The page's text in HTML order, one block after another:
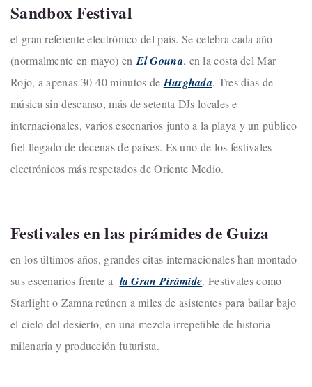
Sandbox Festival
el gran referente electrónico del país. Se celebra cada año
(normalmente en mayo) en El Gouna, en la costa del Mar
Rojo, a apenas 30-40 minutos de Hurghada. Tres días de
música sin descanso, más de setenta DJs locales e
internacionales, varios escenarios junto a la playa y un público
fiel llegado de decenas de países. Es uno de los festivales
electrónicos más respetados de Oriente Medio.
Festivales en las pirámides de Guiza
en los últimos años, grandes citas internacionales han montado
sus escenarios frente a la Gran Pirámide. Festivales como
Starlight o Zamna reúnen a miles de asistentes para bailar bajo
el cielo del desierto, en una mezcla irrepetible de historia
milenaria y producción futurista.